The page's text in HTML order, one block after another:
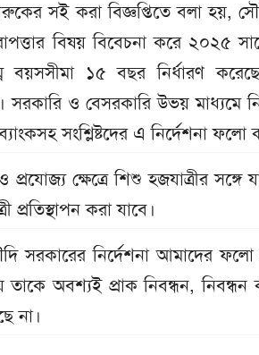
সই করা বিজ্ঞপ্তিতে বলা হয়,
বিষয় বিবেচনা করে ২০২৫
বয়সসীমা ১৫ বছর নির্ধারণ
ও বেসরকারি উভয় মাধ্যমে
সংশ্লিষ্টদের এ নির্দেশনা ফলো
ক্ষেত্রে শিশু হজযাত্রীর সঙ্গে
প্রতিস্থাপন করা যাবে।
নির্দেশনা আমাদের
অবশ্যই প্রাক নিবন্ধন, নিবন্ধন
না।